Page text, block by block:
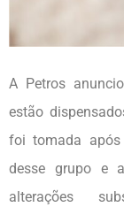
A Petros
estão
foi tomada após
desse grupo e
alterações